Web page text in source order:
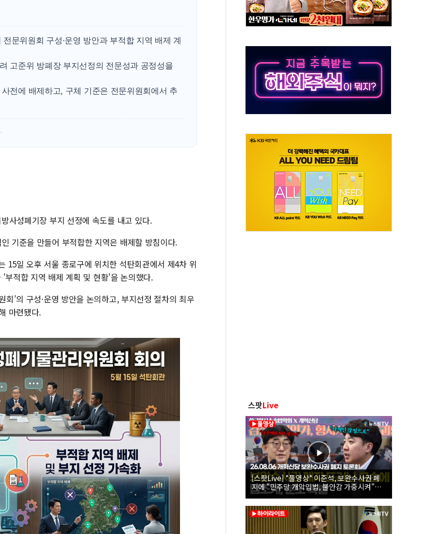
[인도증시] 중동 긴장 완화에 실적 호조까지, 상승...호실적 보고 기업 상승세 뚜렷
러, 1인칭시점 드론으로 우크라 민간인 '사파리' 공격… 시민들 공포감 극대화 전략
[베트남 증시] 지수 하락 속 'DGC' 임시 주총 기대감에 홀로 상한가…마진 잔액은 사상 최고
양주 섬유염색공장서 화재 1명 중상…대응 1단계 진압 중
김정관 산업부 장관 "주 52시간 손봐야, 경쟁상대 中과 비교해야"
해군 1함대 창설 80주년…지역과 함께하는 '선봉'의 대민 봉사
문위원회 구성·운영 방안과 부적합 지역 배제 계
고준위 방폐장 부지선정의 전문성과 공정성을
전에 배제하고, 구체 기준은 전문위원회에서 추
사성폐기장 부지 선정에 속도를 내고 있다.
기준을 만들어 부적합한 지역은 배제할 방침이다.
15일 오후 서울 종로구에 위치한 석탄회관에서 제4차 위
부적합 지역 배제 계획 및 현황'을 논의했다.
'의 구성·운영 방안을 논의하고, 부지선정 절차의 최우
마련됐다.
스팟Live
[스팟Live] *풀영상* 이준석, 보완수사권 폐
지에 "민주당 개악입법, 불안감 가중시켜"｜
26.08.06 개혁신당 보완수사권 폐지 토론회